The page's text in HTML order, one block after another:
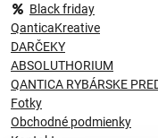
Black friday
QanticaKreative
DARČEKY
ABSOLUTHORIUM
QANTICA RYBÁRSKE
Fotky
Obchodné podmienky